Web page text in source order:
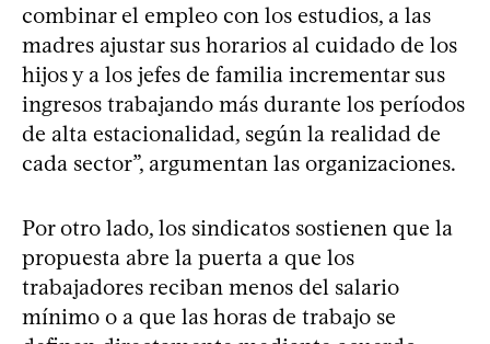
combinar el empleo con los estudios, a las
madres ajustar sus horarios al cuidado de los
hijos y a los jefes de familia incrementar sus
ingresos trabajando más durante los períodos
de alta estacionalidad, según la realidad de
cada sector”, argumentan las organizaciones.
Por otro lado, los sindicatos sostienen que la
propuesta abre la puerta a que los
trabajadores reciban menos del salario
mínimo o a que las horas de trabajo se